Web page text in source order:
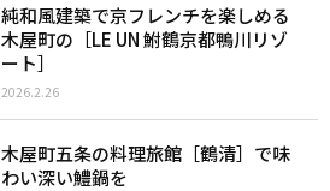
純和風建築で京フレンチを楽しめる
木屋町の［LE UN 鮒鶴京都鴨川リゾ
ート］
2026.2.26
木屋町五条の料理旅館［鶴清］で味
わい深い鱧鍋を